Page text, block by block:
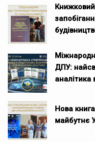
ДПУ:
аналітика
Нова
майбутнє